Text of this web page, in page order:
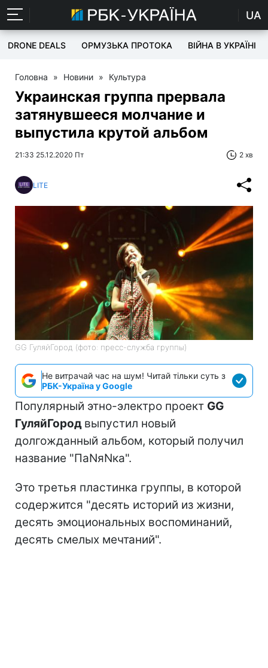
UA
DRONE DEALS ОРМУЗЬКА ПРОТОКА ВІЙНА В УКРАЇНІ
Головна » Новини » Культура
Украинская группа прервала
затянувшееся молчание и
выпустила крутой альбом
21:33 25.12.2020 Пт 2 хв
LITE
GG ГуляйГород (фото: пресс-служба группы)
Не витрачай час на шум! Читай тільки суть з
РБК-Україна у Google
Популярный этно-электро проект GG
ГуляйГород выпустил новый
долгожданный альбом, который получил
название "ПаNяNка".
Это третья пластинка группы, в которой
содержится "десять историй из жизни,
десять эмоциональных воспоминаний,
десять смелых мечтаний".